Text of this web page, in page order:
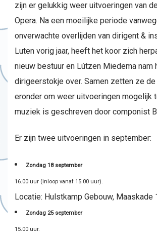
zijn er gelukkig weer uitvoeringen van
Opera. Na een moeilijke periode
onverwachte overlijden van dirigent &
Luten vorig jaar, heeft het koor zich
nieuw bestuur en Lútzen Miedema nam
dirigeerstokje over. Samen zetten ze
eronder om weer uitvoeringen mogelijk
muziek is geschreven door componist
Er zijn twee uitvoeringen in september:
Zondag 18 september
16.00 uur (inloop vanaf 15.00 uur).
Locatie: Hulstkamp Gebouw, Maaskade
Zondag 25 september
15.00 uur.